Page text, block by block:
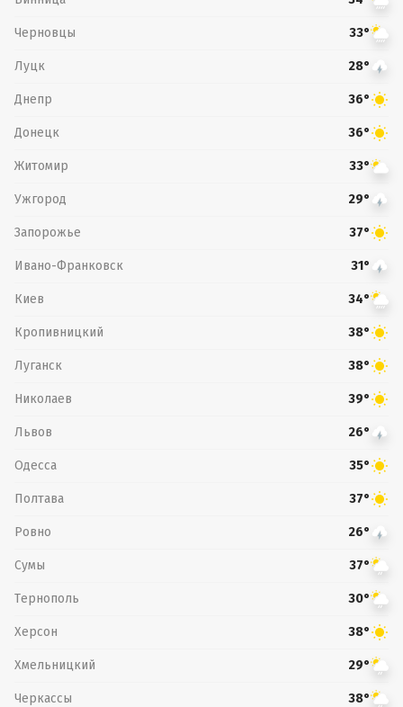
Черновцы 33°
Луцк 28°
Днепр 36°
Донецк 36°
Житомир 33°
Ужгород 29°
Запорожье 37°
Ивано-Франковск 31°
Киев 34°
Кропивницкий 38°
Луганск 38°
Николаев 39°
Львов 26°
Одесса 35°
Полтава 37°
Ровно 26°
Сумы 37°
Тернополь 30°
Херсон 38°
Хмельницкий 29°
Черкассы 38°